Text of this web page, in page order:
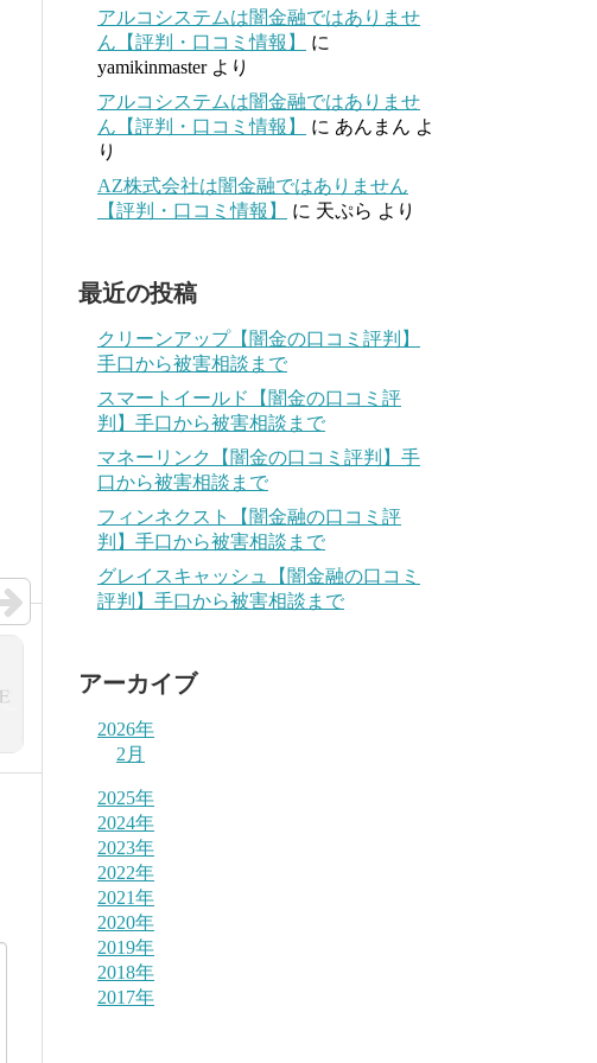
アルコシステムは闇金融ではありませ
ん【評判・口コミ情報】
に
yamikinmasterより
アルコシステムは闇金融ではありませ
ん【評判・口コミ情報】
に あんまん よ
り
AZ株式会社は闇金融ではありません
【評判・口コミ情報】
に 天ぷら より
最近の投稿
クリーンアップ【闇金の口コミ評判】
手口から被害相談まで
スマートイールド【闇金の口コミ評
判】手口から被害相談まで
マネーリンク【闇金の口コミ評判】手
口から被害相談まで
フィンネクスト【闇金融の口コミ評
判】手口から被害相談まで
グレイスキャッシュ【闇金融の口コミ
評判】手口から被害相談まで
アーカイブ
2026年
2月
2025年
2024年
2023年
2022年
2021年
2020年
2019年
2018年
2017年